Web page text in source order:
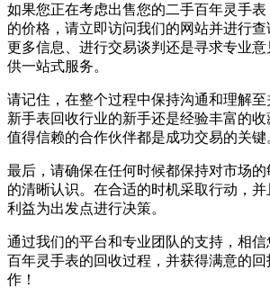
如果您正在考虑出售您的二手百年灵手
的价格，请立即访问我们的网站并进行
更多信息、进行交易谈判还是寻求专业
供一站式服务。
请记住，在整个过程中保持沟通和理解
新手表回收行业的新手还是经验丰富的
值得信赖的合作伙伴都是成功交易的关键
最后，请确保在任何时候都保持对市场
的清晰认识。在合适的时机采取行动，
利益为出发点进行决策。
通过我们的平台和专业团队的支持，相
百年灵手表的回收过程，并获得满意的
作！